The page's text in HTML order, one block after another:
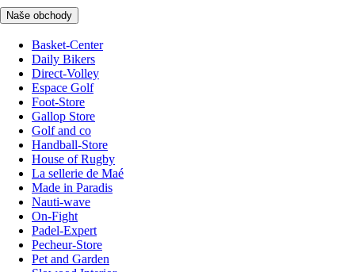
Naše obchody
Basket-Center
Daily Bikers
Direct-Volley
Espace Golf
Foot-Store
Gallop Store
Golf and co
Handball-Store
House of Rugby
La sellerie de Maé
Made in Paradis
Nauti-wave
On-Fight
Padel-Expert
Pecheur-Store
Pet and Garden